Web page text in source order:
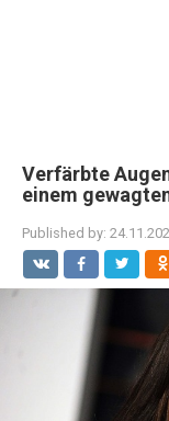
Verfärbte
einem
Published by: